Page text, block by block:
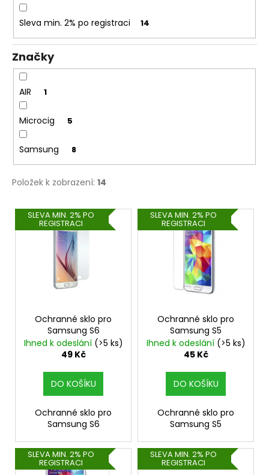
Sleva min. 2% po registraci 14
Značky
AIR 1
Microcig 5
Samsung 8
Položek k zobrazení: 14
V
ý
SLEVA MIN. 2% PO
REGISTRACI
Ochranné sklo pro
Samsung S6
Ihned k odeslání (>5 ks)
49 Kč
DO KOŠÍKU
Ochranné sklo pro
Samsung S6
SLEVA MIN. 2% PO
REGISTRACI
Ochranné sklo pro
Samsung S5
Ihned k odeslání (>5 ks)
45 Kč
DO KOŠÍKU
Ochranné sklo pro
Samsung S5
SLEVA MIN. 2% PO
REGISTRACI
SLEVA MIN. 2% PO
REGISTRACI
DEKANG
MENTOL
10ML
11MG
169
Kč
Původně:
195
Kč